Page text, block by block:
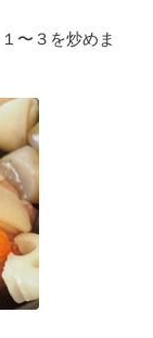
〜３を炒めま